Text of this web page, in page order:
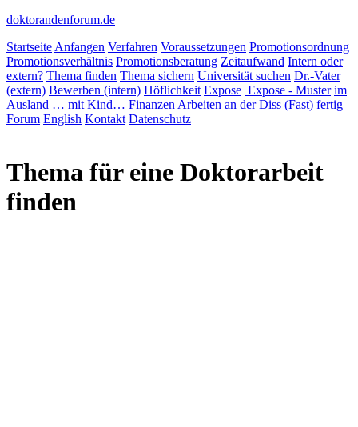
doktorandenforum.de
Startseite Anfangen Verfahren Voraussetzungen Promotionsordnung
Promotionsverhältnis Promotionsberatung Zeitaufwand Intern oder
extern? Thema finden Thema sichern Universität suchen Dr.-Vater
(extern) Bewerben (intern) Höflichkeit Expose Expose - Muster im
Ausland … mit Kind… Finanzen Arbeiten an der Diss (Fast) fertig
Forum English Kontakt Datenschutz
Thema für eine Doktorarbeit
finden